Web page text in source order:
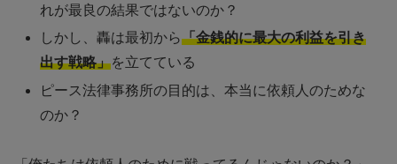
れが最良の結果ではないのか？
しかし、轟は最初から「金銭的に最大の利益を引き
出す戦略」を立てている
ピース法律事務所の目的は、本当に依頼人のためな
のか？